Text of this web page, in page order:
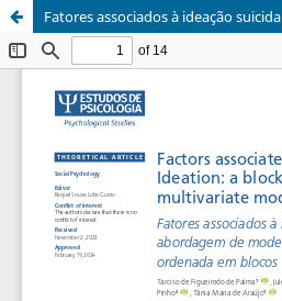
Fatores associados à ideação suicida